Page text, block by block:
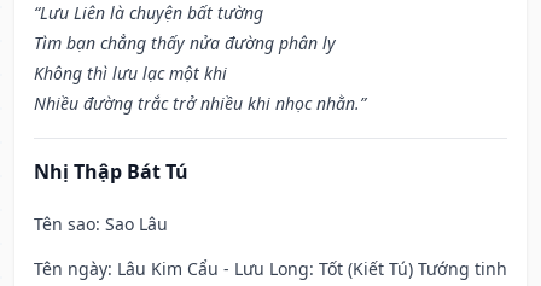
“Lưu Liên là chuyện bất tường
Tìm bạn chẳng thấy nửa đường phân ly
Không thì lưu lạc một khi
Nhiều đường trắc trở nhiều khi nhọc nhằn.”
Nhị Thập Bát Tú
Tên sao: Sao Lâu
Tên ngày: Lâu Kim Cẩu - Lưu Long: Tốt (Kiết Tú) Tướng tinh